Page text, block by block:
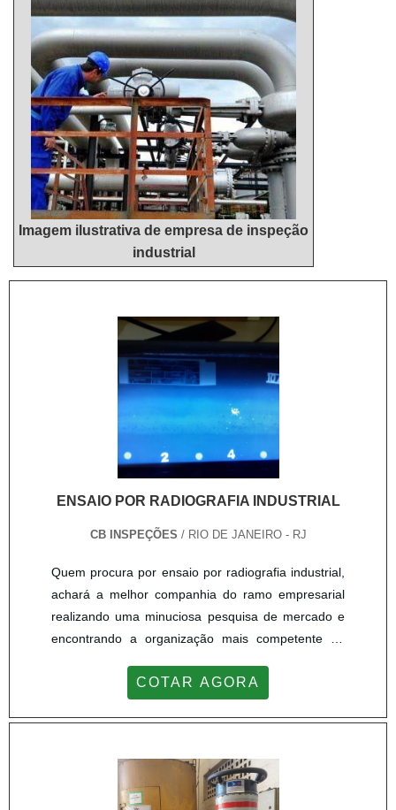
Imagem ilustrativa de empresa de inspeção
industrial
ENSAIO POR RADIOGRAFIA INDUSTRIAL
CB INSPEÇÕES / RIO DE JANEIRO - RJ
Quem procura por ensaio por radiografia industrial,
achará a melhor companhia do ramo empresarial
realizando uma minuciosa pesquisa de mercado e
encontrando a organização mais competente do
industrial, com os profissionais da CB Inspeções
comprometimento com os resultados dos
RADIOGRAFIA INDUSTRIALHá muitas maneiras
eficientes de demonstrar competência e excelência
COTAR AGORA